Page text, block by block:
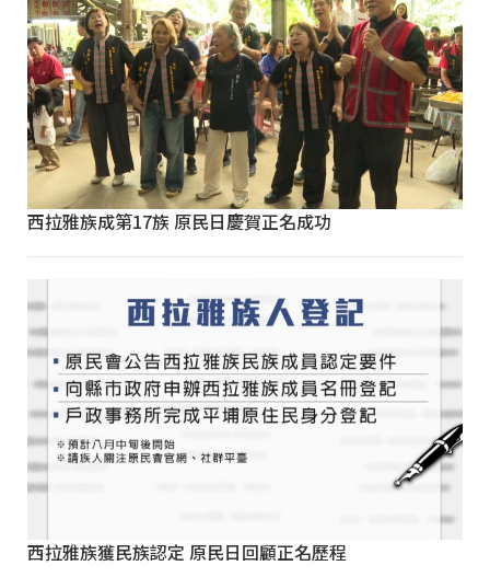
西拉雅族成第17族 原民日慶賀正名成功
西拉雅族獲民族認定 原民日回顧正名歷程